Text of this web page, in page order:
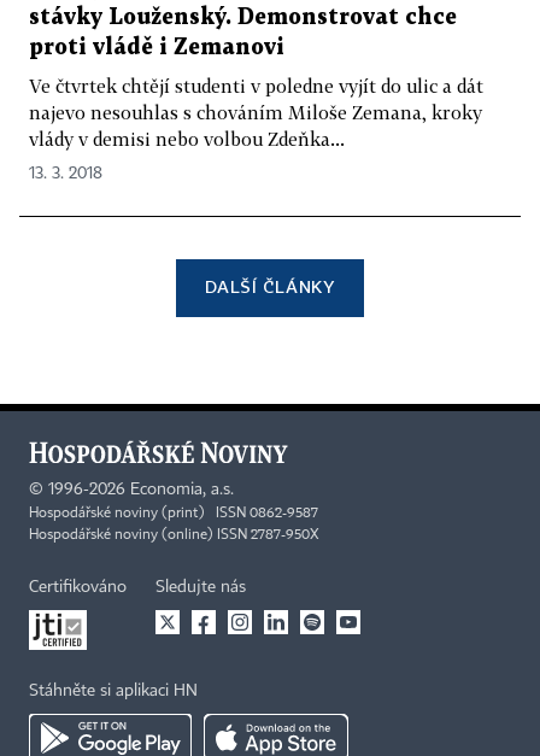
stávky Louženský. Demonstrovat chce
proti vládě i Zemanovi
Ve čtvrtek chtějí studenti v poledne vyjít do ulic a dát
najevo nesouhlas s chováním Miloše Zemana, kroky
vlády v demisi nebo volbou Zdeňka...
13. 3. 2018
DALŠÍ ČLÁNKY
© 1996-2026 Economia, a.s.
Hospodářské noviny (print) ISSN 0862-9587
Hospodářské noviny (online) ISSN 2787-950X
Certifikováno Sledujte nás
Stáhněte si aplikaci HN